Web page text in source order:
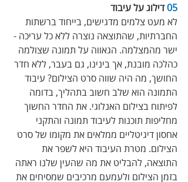
05 דילוג על עיבוד
לא מעט צלמים מדגישים, בייחוד ברשתות
החברתיות, שהתוצאה נוצרה ללא כל עריכה -
ישר מהמצלמה. הגאווה על תמונה שצולמה
כהלכה מובנת, אך בינינו, גם בעבר, ללא חדר
החושך, מה היה שווה סרט הצילום? עיבוד
התמונה הוא שלב חשוב בתהליך, בדומה
לפיתוח בצילום האנלוגי. את החדר החשוך
מחליפות תוכנות לעיבוד תמונה והתקני
אחסון דיגיטליים ממלאים את מקומו של סרט
הצילום. מטרת העיבוד היא לשפר את
התוצאה, להבליט את מה שהעין שלנו ראתה
בזמן הצילום ולעמעם מרכיבים שמסיחים את